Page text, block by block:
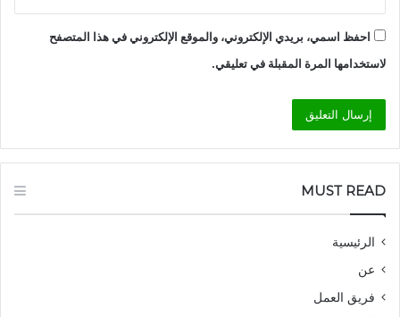
احفظ اسمي، بريدي الإلكتروني، والموقع الإلكتروني في هذا المتصفح
لاستخدامها المرة المقبلة في تعليقي.
MUST READ
الرئيسية
عن
فريق العمل